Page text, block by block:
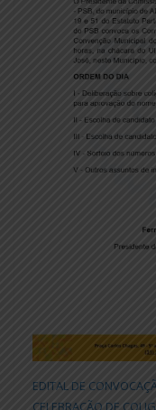
EDITAL DE
CELEBRAÇÃO DE